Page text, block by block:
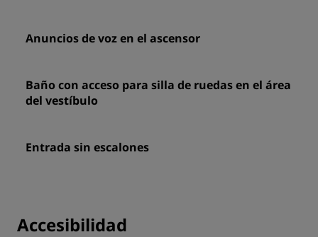
Anuncios de voz en el ascensor
Baño con acceso para silla de ruedas en el área
del vestíbulo
Entrada sin escalones
Accesibilidad